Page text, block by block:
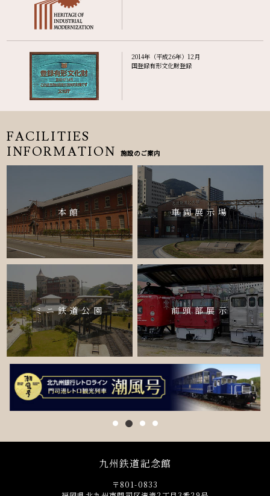
2014年（平成26年）12月
国登録有形文化財登録
FACILITIES
INFORMATION
施設のご案内
本館 車両展示場
ミニ鉄道公園 前頭部展示
九州鉄道記念館
〒801-0833